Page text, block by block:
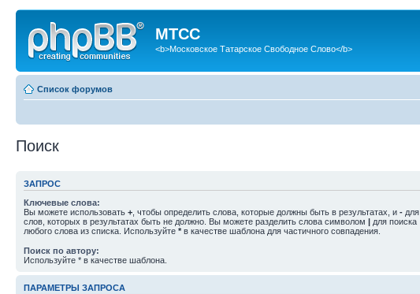
МТСС
<b>Московское Татарское Свободное Слово</b>
Список форумов
Поиск
ЗАПРОС
Ключевые слова:
Вы можете использовать + , чтобы определить слова, которые должны быть в результатах, и - для
слов, которых в результатах быть не должно. Вы можете разделить слова символом | для поиска
любого слова из списка. Используйте * в качестве шаблона для частичного совпадения.
Поиск по автору:
Используйте * в качестве шаблона.
ПАРАМЕТРЫ ЗАПРОСА